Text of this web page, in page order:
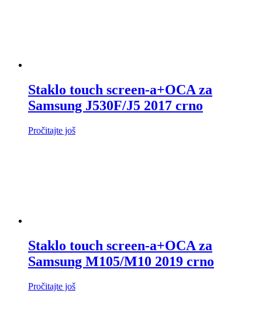
Staklo touch screen-a+OCA za
Samsung J530F/J5 2017 crno
Pročitajte još
Staklo touch screen-a+OCA za
Samsung M105/M10 2019 crno
Pročitajte još